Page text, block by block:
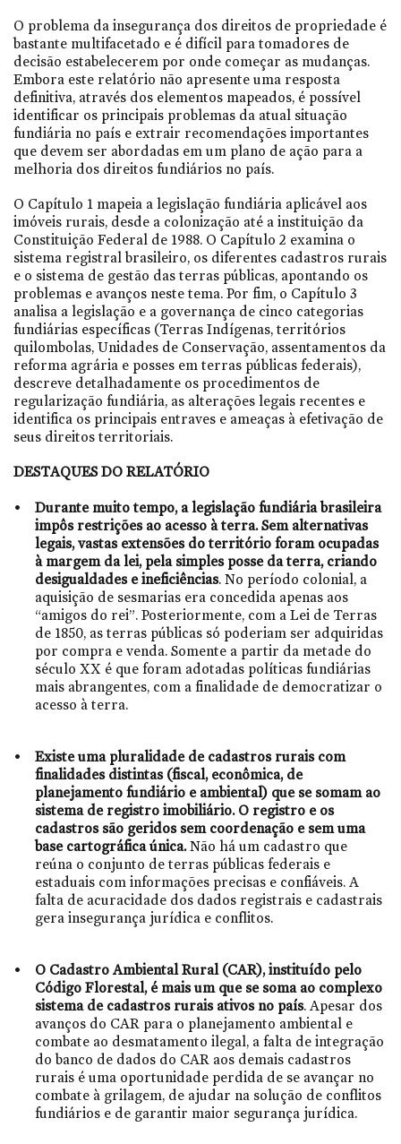
O problema da insegurança dos direitos de propriedade é
bastante multifacetado e é difícil para tomadores de
decisão estabelecerem por onde começar as mudanças.
Embora este relatório não apresente uma resposta
definitiva, através dos elementos mapeados, é possível
identificar os principais problemas da atual situação
fundiária no país e extrair recomendações importantes
que devem ser abordadas em um plano de ação para a
melhoria dos direitos fundiários no país.
O Capítulo 1 mapeia a legislação fundiária aplicável aos
imóveis rurais, desde a colonização até a instituição da
Constituição Federal de 1988. O Capítulo 2 examina o
sistema registral brasileiro, os diferentes cadastros rurais
e o sistema de gestão das terras públicas, apontando os
problemas e avanços neste tema. Por fim, o Capítulo 3
analisa a legislação e a governança de cinco categorias
fundiárias específicas (Terras Indígenas, territórios
quilombolas, Unidades de Conservação, assentamentos da
reforma agrária e posses em terras públicas federais),
descreve detalhadamente os procedimentos de
regularização fundiária, as alterações legais recentes e
identifica os principais entraves e ameaças à efetivação de
seus direitos territoriais.
DESTAQUES DO RELATÓRIO
Durante muito tempo, a legislação fundiária brasileira
impôs restrições ao acesso à terra. Sem alternativas
legais, vastas extensões do território foram ocupadas
à margem da lei, pela simples posse da terra, criando
desigualdades e ineficiências. No período colonial, a
aquisição de sesmarias era concedida apenas aos
“amigos do rei”. Posteriormente, com a Lei de Terras
de 1850, as terras públicas só poderiam ser adquiridas
por compra e venda. Somente a partir da metade do
século XX é que foram adotadas políticas fundiárias
mais abrangentes, com a finalidade de democratizar o
acesso à terra.
Existe uma pluralidade de cadastros rurais com
finalidades distintas (fiscal, econômica, de
planejamento fundiário e ambiental) que se somam ao
sistema de registro imobiliário. O registro e os
cadastros são geridos sem coordenação e sem uma
base cartográfica única.Não há um cadastro que
reúna o conjunto de terras públicas federais e
estaduais com informações precisas e confiáveis. A
falta de acuracidade dos dados registrais e cadastrais
gera insegurança jurídica e conflitos.
O Cadastro Ambiental Rural (CAR), instituído pelo
Código Florestal, é mais um que se soma ao complexo
sistema de cadastros rurais ativos no país. Apesar dos
avanços do CAR para o planejamento ambiental e
combate ao desmatamento ilegal, a falta de integração
do banco de dados do CAR aos demais cadastros
rurais é uma oportunidade perdida de se avançar no
combate à grilagem, de ajudar na solução de conflitos
fundiários e de garantir maior segurança jurídica.